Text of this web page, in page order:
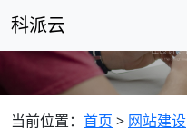
科派云
当前位置： 首页 > 网站建设